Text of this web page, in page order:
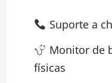
Suporte a
Monitor de
físicas